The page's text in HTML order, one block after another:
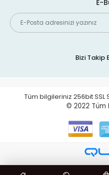
E-
Bizi Takip
Tüm bilgileriniz 256bit SSL
© 2022 Tüm